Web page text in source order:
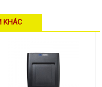
KHÁC